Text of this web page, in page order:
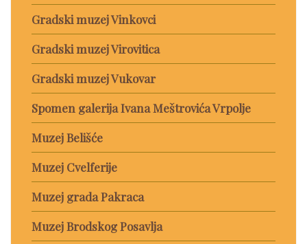
Gradski muzej Vinkovci
Gradski muzej Virovitica
Gradski muzej Vukovar
Spomen galerija Ivana Meštrovića Vrpolje
Muzej Belišće
Muzej Cvelferije
Muzej grada Pakraca
Muzej Brodskog Posavlja